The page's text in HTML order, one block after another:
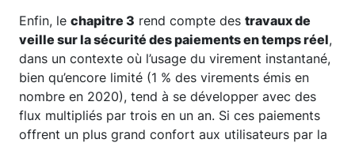
Enfin, le chapitre 3 rend compte des travaux de
veille sur la sécurité des paiements en temps réel,
dans un contexte où l’usage du virement instantané,
bien qu’encore limité (1 % des virements émis en
nombre en 2020), tend à se développer avec des
flux multipliés par trois en un an. Si ces paiements
offrent un plus grand confort aux utilisateurs par la